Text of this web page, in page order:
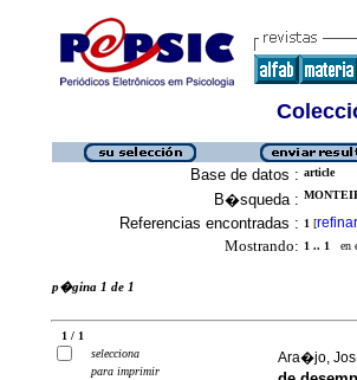
Base de datos : article
B�squeda :
Referencias encontradas : 1 [refinar
Mostrando: 1 .. 1 en
p�gina 1 de 1
1 / 1
selecciona
para imprimir
Ara�jo,